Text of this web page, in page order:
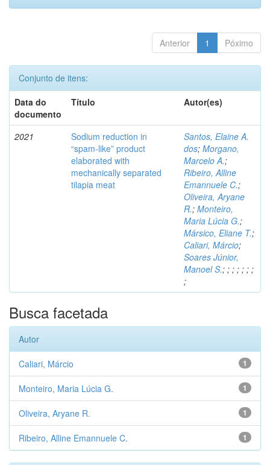
Anterior 1 Póximo
Conjunto de itens:
Data do
documento
Título Autor(es)
2021
Sodium reduction in
“spam-like” product
elaborated with
mechanically separated
tilapia meat
Santos, Elaine A.
dos; Morgano,
Marcelo A.;
Ribeiro, Alline
Emannuele C.;
Oliveira, Aryane
R.; Monteiro,
Maria Lúcia G.;
Mársico, Eliane T.;
Caliari, Márcio;
Soares Júnior,
Manoel S.; ; ; ; ; ; ;
;
Busca facetada
Autor
1
Caliari, Márcio
1
Monteiro, Maria Lúcia G.
1
Oliveira, Aryane R.
1
Ribeiro, Alline Emannuele C.